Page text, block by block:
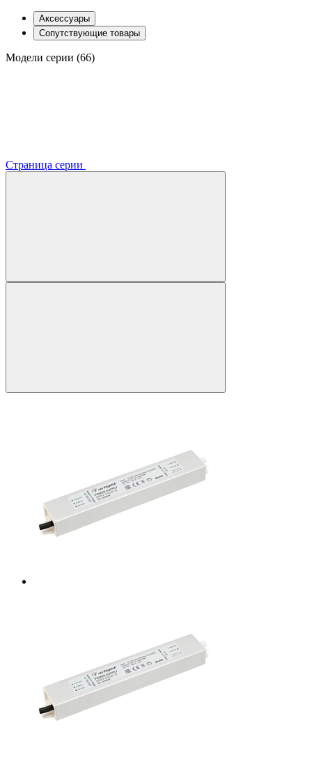
Аксессуары
Сопутствующие товары
Модели серии (66)
Страница серии